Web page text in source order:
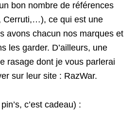
bon nombre de références
Cerruti,…), ce qui est une
avons chacun nos marques et
les garder. D’ailleurs, une
rasage dont je vous parlerai
sur leur site : RazWar.
c’est cadeau) :